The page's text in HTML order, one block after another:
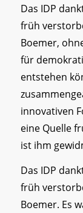
Das IDP
früh
Boemer,
für
entstehen
innovativen
eine Quelle
ist ihm
Das IDP
früh
Boemer. Es